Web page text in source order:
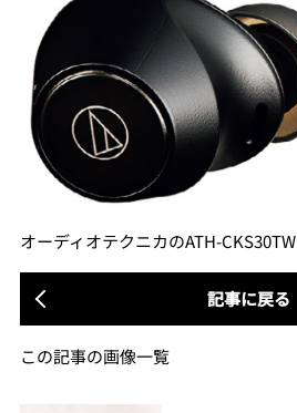
オーディオテクニカのATH-CKS30TW
記事に戻る
この記事の画像一覧